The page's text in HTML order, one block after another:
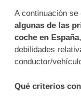
A continuación se
algunas de las
coche en España
debilidades
conductor/
Qué criterios